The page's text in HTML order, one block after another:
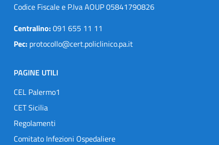
Codice Fiscale e P.Iva AOUP 05841790826
Centralino:091 655 11 11
Pec: protocollo@cert.policlinico.pa.it
PAGINE UTILI
CEL Palermo1
CET Sicilia
Regolamenti
Comitato Infezioni Ospedaliere